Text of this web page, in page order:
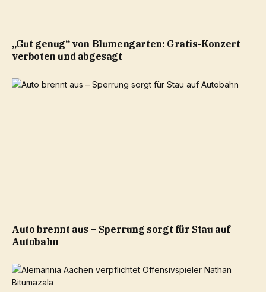
„Gut genug“ von Blumengarten: Gratis-Konzert
verboten und abgesagt
Auto brennt aus – Sperrung sorgt für Stau auf
Autobahn